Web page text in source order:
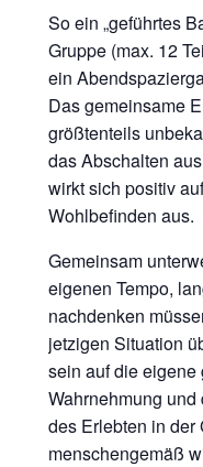
So ein „geführtes
Gruppe (max. 12
ein
Das gemeinsame
größtenteils
das Abschalten
wirkt sich positiv
Wohlbefinden aus.
Gemeinsam
eigenen Tempo,
nachdenken
jetzigen Situation
sein auf die
Wahrnehmung
des Erlebten in der
menschengemäß